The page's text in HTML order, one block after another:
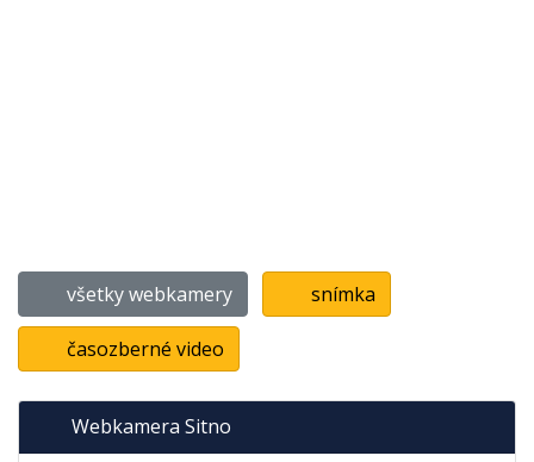
všetky webkamery snímka
časozberné video
Webkamera Sitno